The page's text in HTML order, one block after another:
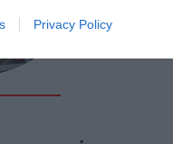
Privacy Policy